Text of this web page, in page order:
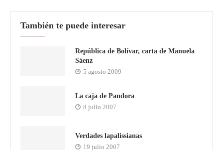
También te puede interesar
República de Bolívar, carta de Manuela
Sáenz
5 agosto 2009
La caja de Pandora
8 julio 2007
Verdades lapalissianas
19 julio 2007